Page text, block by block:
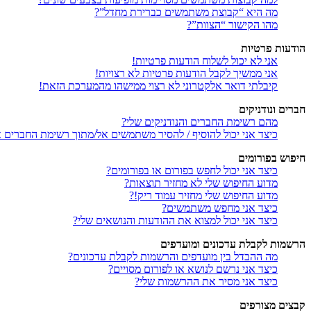
מה היא “קבוצת משתמשים כברירת מחדל”?
מהו הקישור “הצוות”?
הודעות פרטיות
אני לא יכול לשלוח הודעות פרטיות!
אני ממשיך לקבל הודעות פרטיות לא רצויות!
קיבלתי דואר אלקטרוני לא רצוי ממישהו מהמערכת הזאת!
חברים ונודניקים
מהם רשימת החברים והנודניקים שלי?
כיצד אני יכול להוסיף / להסיר משתמשים אל/מתוך רשימת החברים
חיפוש בפורומים
כיצד אני יכול לחפש בפורום או בפורומים?
מדוע החיפוש שלי לא מחזיר תוצאות?
מדוע החיפוש שלי מחזיר עמוד ריק!?
כיצד אני מחפש משתמשים?
כיצד אני יכול למצוא את ההודעות והנושאים שלי?
הרשמות לקבלת עדכונים ומועדפים
מה ההבדל בין מועדפים והרשמות לקבלת עדכונים?
כיצד אני נרשם לנושא או לפורום מסויים?
כיצד אני מסיר את ההרשמות שלי?
קבצים מצורפים